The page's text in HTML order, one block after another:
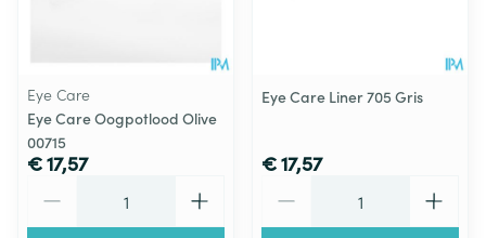
Eye Care
Eye Care Oogpotlood Olive
00715
€ 17,57
Eye Care Liner 705 Gris
€ 17,57